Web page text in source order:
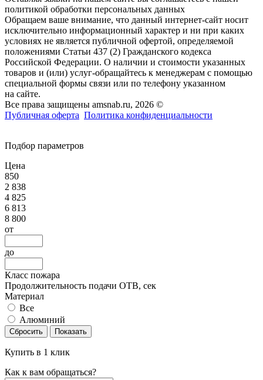
политикой обработки персональных данных
Обращаем ваше внимание, что данный интернет-сайт носит
исключительно информационный характер и ни при каких
условиях не является публичной офертой, определяемой
положениями Статьи 437 (2) Гражданского кодекса
Российской Федерации. О наличии и стоимости указанных
товаров и (или) услуг-обращайтесь к менеджерам с помощью
специальной формы связи или по телефону указанном
на сайте.
Все права защищены amsnab.ru, 2026 ©
Публичная оферта Политика конфиденциальности
Подбор параметров
Цена
850
2 838
4 825
6 813
8 800
от
до
Класс пожара
Продолжительность подачи ОТВ, сек
Материал
Все
Алюминий
Сбросить Показать
Купить в 1 клик
Как к вам обращаться?